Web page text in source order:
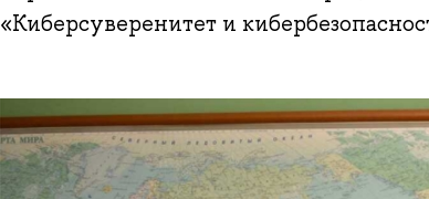
«Киберсуверенитет и